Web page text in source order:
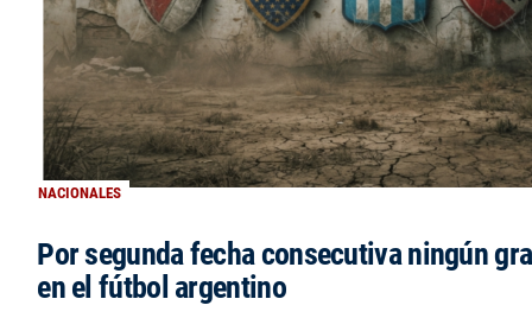
NACIONALES
Por segunda fecha consecutiva ningún
en el fútbol argentino